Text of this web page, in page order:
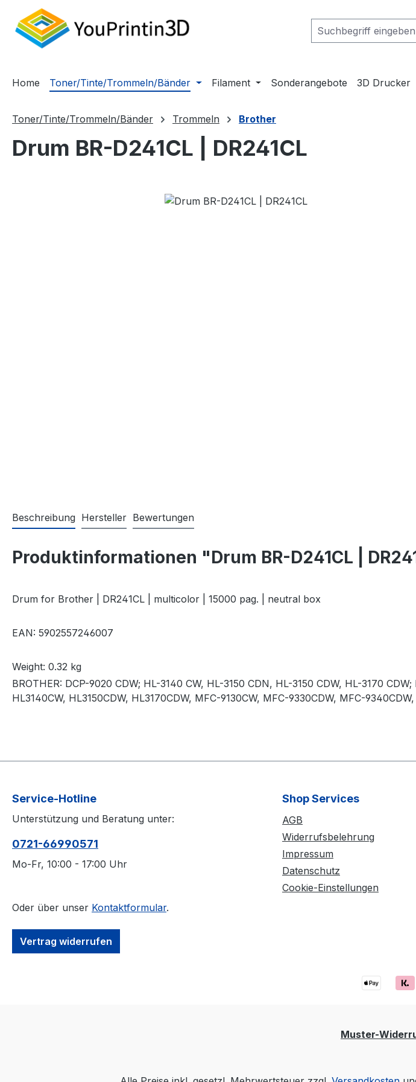
Hauptinhalt springen
Zur Suche springen
Zur Hauptnavigation springen
Home Toner/Tinte/Trommeln/Bänder Filament Sonderangebote 3D Drucker
Toner/Tinte/Trommeln/Bänder Trommeln Brother
Drum BR-D241CL | DR241CL
Beschreibung Hersteller Bewertungen
Produktinformationen "Drum BR-D241CL |
Drum for Brother | DR241CL | multicolor | 15000 pag. | neutral box
EAN: 5902557246007
Weight: 0.32 kg
BROTHER: DCP-9020 CDW; HL-3140 CW, HL-3150 CDN, HL-3150 CDW, HL-3170
HL3140CW, HL3150CDW, HL3170CDW, MFC-9130CW, MFC-9330CDW, MFC-
Service-Hotline
Unterstützung und Beratung unter:
0721-66990571
Mo-Fr, 10:00 - 17:00 Uhr
Oder über unser Kontaktformular.
Vertrag widerrufen
Shop Services
AGB
Widerrufsbelehrung
Impressum
Datenschutz
Cookie-Einstellungen
Muster-